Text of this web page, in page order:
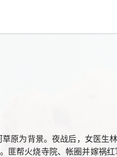
原为背景。夜战后，女医生
匪帮火烧寺院、帐圈并嫁祸